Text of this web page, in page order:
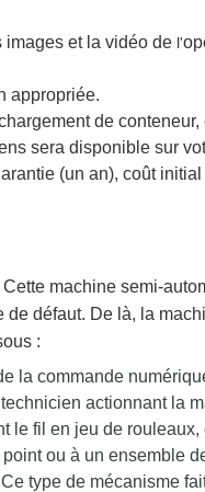
images et la vidéo de l'
appropriée.
de
sera disponible sur
(un an), coût
machine semi-
défaut. De là, la
:
la commande
actionnant la
le fil en jeu de
ou à un ensemble
type de mécanisme